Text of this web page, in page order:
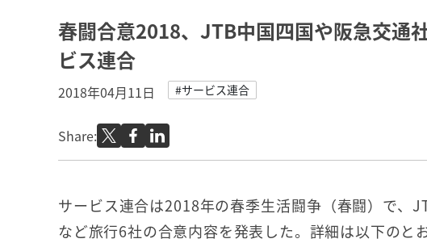
春闘合意2018、JTB中国四国や阪急交
ビス連合
2018年04月11日 #サービス連合
Share:
サービス連合は2018年の春季生活闘争（春闘）で、
など旅行6社の合意内容を発表した。詳細は以下のとお